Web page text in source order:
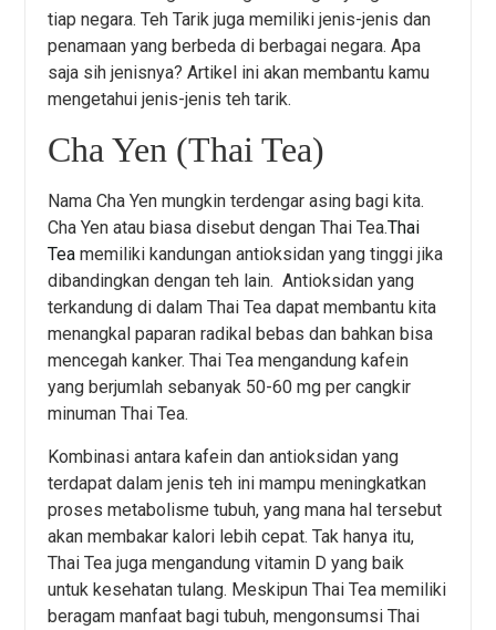
tiap negara. Teh Tarik juga memiliki jenis-jenis dan
penamaan yang berbeda di berbagai negara. Apa
saja sih jenisnya? Artikel ini akan membantu kamu
mengetahui jenis-jenis teh tarik.
Cha Yen (Thai Tea)
Nama Cha Yen mungkin terdengar asing bagi kita.
Cha Yen atau biasa disebut dengan Thai Tea.Thai
Tea memiliki kandungan antioksidan yang tinggi jika
dibandingkan dengan teh lain. Antioksidan yang
terkandung di dalam Thai Tea dapat membantu kita
menangkal paparan radikal bebas dan bahkan bisa
mencegah kanker. Thai Tea mengandung kafein
yang berjumlah sebanyak 50-60 mg per cangkir
minuman Thai Tea.
Kombinasi antara kafein dan antioksidan yang
terdapat dalam jenis teh ini mampu meningkatkan
proses metabolisme tubuh, yang mana hal tersebut
akan membakar kalori lebih cepat. Tak hanya itu,
Thai Tea juga mengandung vitamin D yang baik
untuk kesehatan tulang. Meskipun Thai Tea memiliki
beragam manfaat bagi tubuh, mengonsumsi Thai